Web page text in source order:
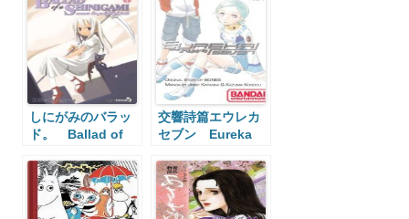
しにがみのバラッ
ド。 Ballad of
交響詩篇エウレカ
セブン Eureka